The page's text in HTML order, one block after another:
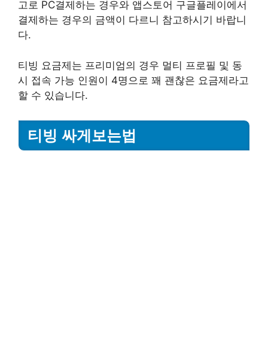
고로 PC결제하는 경우와 앱스토어 구글플레이에서
결제하는 경우의 금액이 다르니 참고하시기 바랍니
다.
티빙 요금제는 프리미엄의 경우 멀티 프로필 및 동
시 접속 가능 인원이 4명으로 꽤 괜찮은 요금제라고
할 수 있습니다.
티빙 싸게보는법